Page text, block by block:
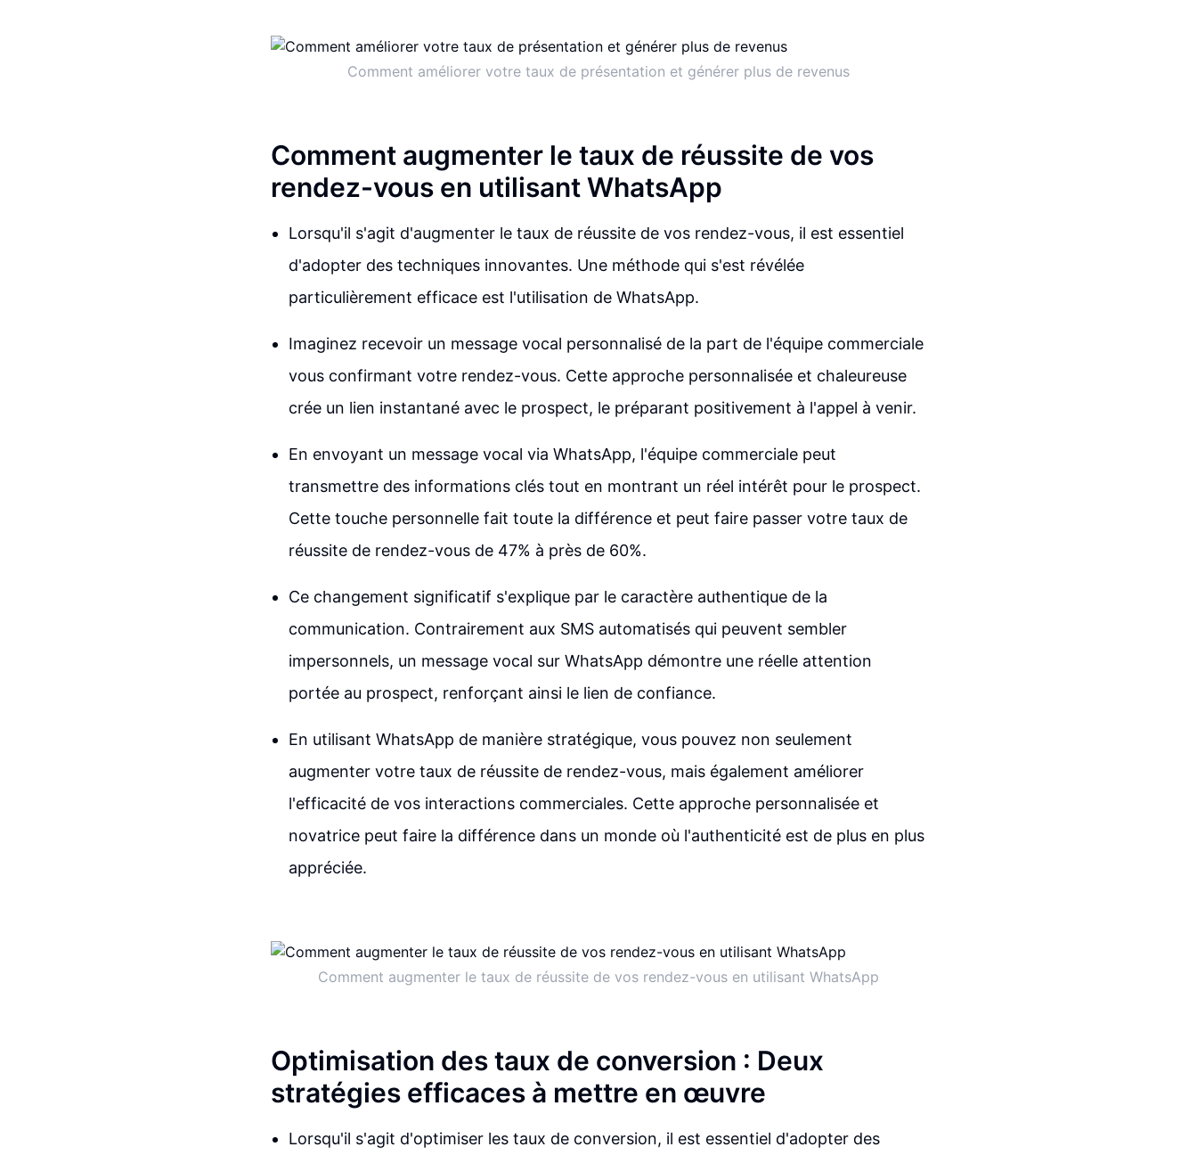
Comment améliorer votre taux de présentation et générer plus de revenus
Comment augmenter le taux de réussite de vos
rendez-vous en utilisant WhatsApp
Lorsqu'il s'agit d'augmenter le taux de réussite de vos rendez-vous, il est essentiel
d'adopter des techniques innovantes. Une méthode qui s'est révélée
particulièrement efficace est l'utilisation de WhatsApp.
Imaginez recevoir un message vocal personnalisé de la part de l'équipe commerciale
vous confirmant votre rendez-vous. Cette approche personnalisée et chaleureuse
crée un lien instantané avec le prospect, le préparant positivement à l'appel à venir.
En envoyant un message vocal via WhatsApp, l'équipe commerciale peut
transmettre des informations clés tout en montrant un réel intérêt pour le prospect.
Cette touche personnelle fait toute la différence et peut faire passer votre taux de
réussite de rendez-vous de 47% à près de 60%.
Ce changement significatif s'explique par le caractère authentique de la
communication. Contrairement aux SMS automatisés qui peuvent sembler
impersonnels, un message vocal sur WhatsApp démontre une réelle attention
portée au prospect, renforçant ainsi le lien de confiance.
En utilisant WhatsApp de manière stratégique, vous pouvez non seulement
augmenter votre taux de réussite de rendez-vous, mais également améliorer
l'efficacité de vos interactions commerciales. Cette approche personnalisée et
novatrice peut faire la différence dans un monde où l'authenticité est de plus en plus
appréciée.
Comment augmenter le taux de réussite de vos rendez-vous en utilisant WhatsApp
Optimisation des taux de conversion : Deux
stratégies efficaces à mettre en œuvre
Lorsqu'il s'agit d'optimiser les taux de conversion, il est essentiel d'adopter des